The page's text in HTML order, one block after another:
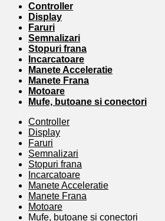
Controller
Display
Faruri
Semnalizari
Stopuri frana
Incarcatoare
Manete Acceleratie
Manete Frana
Motoare
Mufe, butoane si conectori
Controller
Display
Faruri
Semnalizari
Stopuri frana
Incarcatoare
Manete Acceleratie
Manete Frana
Motoare
Mufe, butoane si conectori